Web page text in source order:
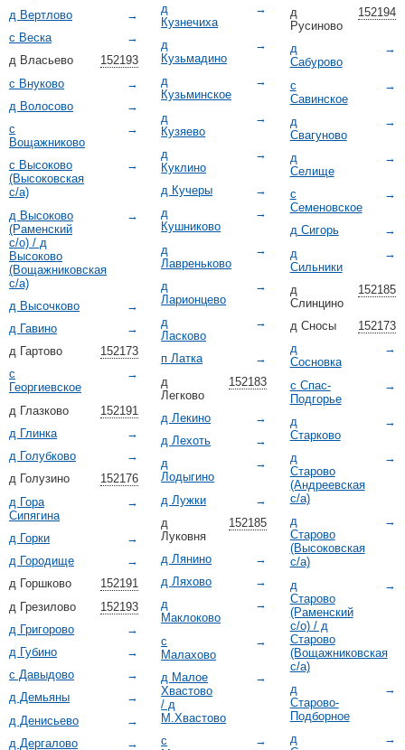
→
д Вертлово
→
с Веска
152193
д Власьево
→
с Внуково
→
д Волосово
→
с
Вощажниково
→
с Высоково
(Высоковская
с/а)
→
д Высоково
(Раменский
с/о) / д
Высоково
(Вощажниковская
с/а)
→
д Высочково
→
д Гавино
152173
д Гартово
→
с
Георгиевское
152191
д Глазково
→
д Глинка
→
д Голубково
152176
д Голузино
→
д Гора
Сипягина
→
д Горки
→
д Городище
152191
д Горшково
152193
д Грезилово
→
д Григорово
→
д Губино
→
с Давыдово
→
д Демьяны
→
д Денисьево
→
д Дергалово
→
д
Кузнечиха
→
д
Кузьмадино
→
д
Кузьминское
→
д
Кузяево
→
д
Куклино
→
д Кучеры
→
д
Кушниково
→
д
Лавреньково
→
д
Ларионцево
→
д
Ласково
→
п Латка
152183
д
Легково
→
д Лекино
→
д Лехоть
→
д
Лодыгино
→
д Лужки
152185
д
Луковня
→
д Лянино
→
д Ляхово
→
д
Маклоково
→
с
Малахово
→
д Малое
Хвастово
/ д
М.Хвастово
→
с
152194
д
Русиново
→
д
Сабурово
→
с
Савинское
→
д
Свагуново
→
д
Селище
→
с
Семеновское
→
д Сигорь
→
д
Сильники
152185
д
Слинцино
152173
д Сносы
→
д
Сосновка
→
с Спас-
Подгорье
→
д
Старково
→
д
Старово
(Андреевская
с/а)
→
д
Старово
(Высоковская
с/а)
→
д
Старово
(Раменский
с/о) / д
Старово
(Вощажниковская
с/а)
→
д
Старово-
Подборное
→
д